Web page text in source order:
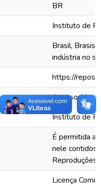
BR
Instituto de
Brasil, Brasis
indústria no
https://
Acesso
Instituto de
É permitida a
nele
Reproduções
Licença